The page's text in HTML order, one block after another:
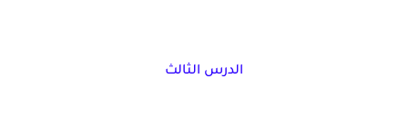
الدرس الثالث